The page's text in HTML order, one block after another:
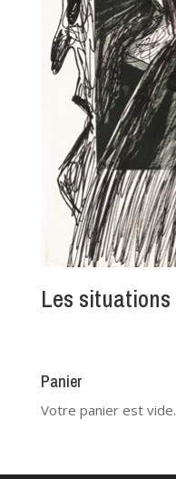
Les situations
Panier
Votre panier est vide.